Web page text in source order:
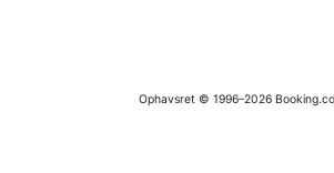
Ophavsret © 1996–2026